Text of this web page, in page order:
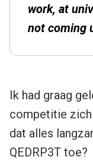
work, at
not coming
Ik had graag
competitie
dat alles
QEDRP3T toe?